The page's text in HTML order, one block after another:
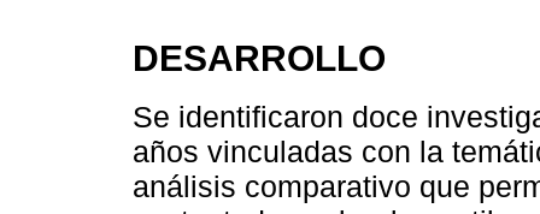
DESARROLLO
Se identificaron doce
años vinculadas con la
análisis comparativo que